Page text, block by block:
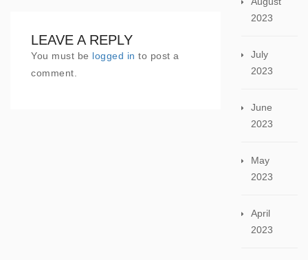
LEAVE A REPLY
You must be logged in to post a
comment.
2023
July
2023
June
2023
May
2023
April
2023